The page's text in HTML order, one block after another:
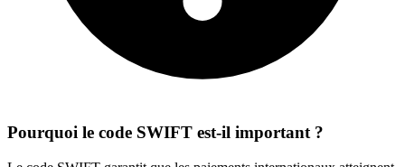
Pourquoi le code SWIFT est-il important ?